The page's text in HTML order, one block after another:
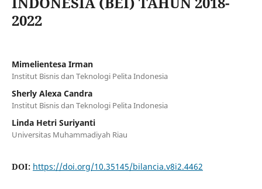
2022
Mimelientesa Irman
Institut Bisnis dan Teknologi Pelita Indonesia
Sherly Alexa Candra
Institut Bisnis dan Teknologi Pelita Indonesia
Linda Hetri Suriyanti
Universitas Muhammadiyah Riau
DOI: https://doi.org/10.35145/bilancia.v8i2.4462